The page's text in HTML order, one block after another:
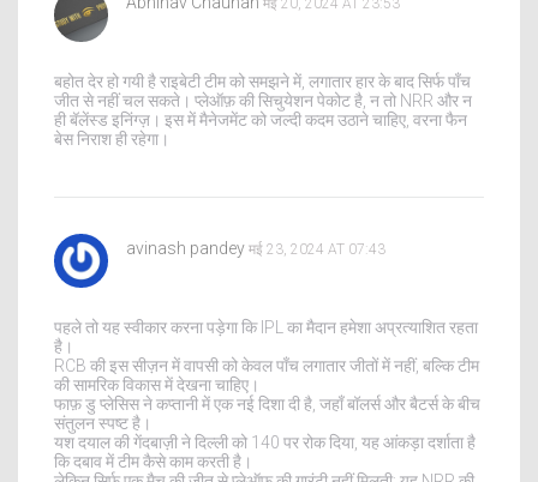
बहोत देर हो गयी है राइबेटी टीम को समझने में, लगातार हार के बाद सिर्फ पाँच
जीत से नहीं चल सकते। प्लेऑफ़ की सिचुयेशन पेकोट है, न तो NRR और न
ही बॅलेंस्ड इनिंग्ज़। इस में मैनेजमेंट को जल्दी कदम उठाने चाहिए, वरना फैन
बेस निराश ही रहेगा।
avinash pandey मई 23, 2024 AT 07:43
पहले तो यह स्वीकार करना पड़ेगा कि IPL का मैदान हमेशा अप्रत्याशित रहता
है।
RCB की इस सीज़न में वापसी को केवल पाँच लगातार जीतों में नहीं, बल्कि टीम
की सामरिक विकास में देखना चाहिए।
फाफ़ डु प्लेसिस ने कप्तानी में एक नई दिशा दी है, जहाँ बॉलर्स और बैटर्स के बीच
संतुलन स्पष्ट है।
यश दयाल की गेंदबाज़ी ने दिल्ली को 140 पर रोक दिया, यह आंकड़ा दर्शाता है
कि दबाव में टीम कैसे काम करती है।